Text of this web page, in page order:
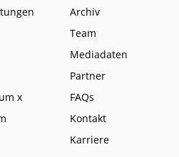
x
Archiv
Team
Mediadaten
Partner
FAQs
Kontakt
Karriere